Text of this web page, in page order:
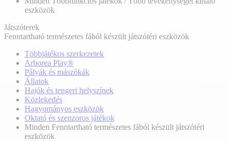
eszközök
Játszóterek
Fenntartható természetes fából készült játszótéri eszközök
Többjátékos szerkezetek
Arborea Play®
Pályák és mászókák
Állatok
Hajók és tengeri helyszínek
Közlekedés
Hagyományos eszközök
Oktató és szenzoros játékok
Minden Fenntartható természetes fából készült játszótéri
eszközök